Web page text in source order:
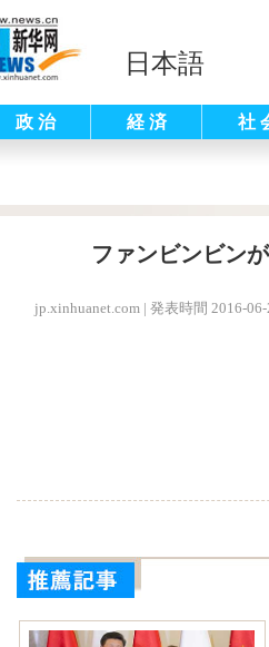
日本語
政 治 経 済 社
ファンビンビン
jp.xinhuanet.com | 発表時間 2016-